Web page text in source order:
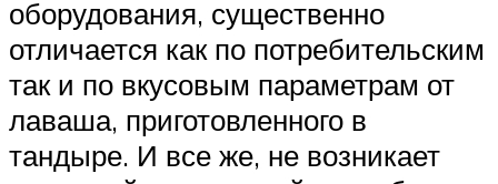
оборудования, существенно
отличается как по потребительским
так и по вкусовым параметрам от
лаваша, приготовленного в
тандыре. И все же, не возникает